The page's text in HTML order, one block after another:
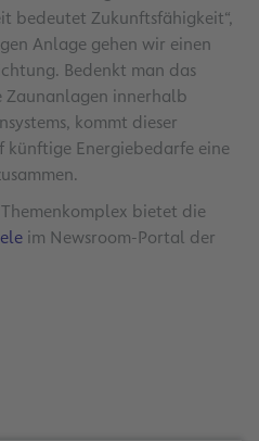
bedeutet Zukunftsfähigkeit“,
Anlage gehen wir einen
Bedenkt man das
Zaunanlagen innerhalb
kommt dieser
Energiebedarfe eine
bietet die
im Newsroom-Portal der